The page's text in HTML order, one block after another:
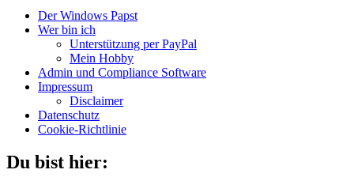
Der Windows Papst
Wer bin ich
Unterstützung per PayPal
Mein Hobby
Admin und Compliance Software
Impressum
Disclaimer
Datenschutz
Cookie-Richtlinie
Du bist hier: